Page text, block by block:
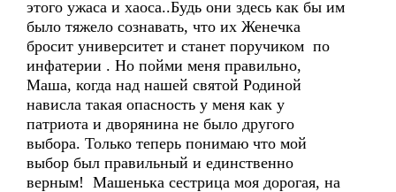
этого ужаса и хаоса..Будь они здесь как бы им
было тяжело сознавать, что их Женечка
бросит университет и станет поручиком по
инфатерии . Но пойми меня правильно,
Маша, когда над нашей святой Родиной
нависла такая опасность у меня как у
патриота и дворянина не было другого
выбора. Только теперь понимаю что мой
выбор был правильный и единственно
верным! Машенька сестрица моя дорогая, на